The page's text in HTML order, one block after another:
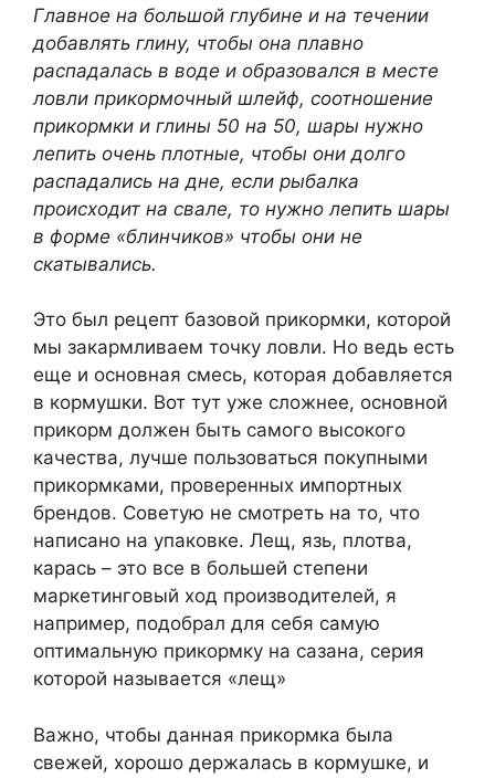
Главное на большой глубине и на течении
добавлять глину, чтобы она плавно
распадалась в воде и образовался в месте
ловли прикормочный шлейф, соотношение
прикормки и глины 50 на 50, шары нужно
лепить очень плотные, чтобы они долго
распадались на дне, если рыбалка
происходит на свале, то нужно лепить шары
в форме «блинчиков» чтобы они не
скатывались.
Это был рецепт базовой прикормки, которой
мы закармливаем точку ловли. Но ведь есть
еще и основная смесь, которая добавляется
в кормушки. Вот тут уже сложнее, основной
прикорм должен быть самого высокого
качества, лучше пользоваться покупными
прикормками, проверенных импортных
брендов. Советую не смотреть на то, что
написано на упаковке. Лещ, язь, плотва,
карась – это все в большей степени
маркетинговый ход производителей, я
например, подобрал для себя самую
оптимальную прикормку на сазана, серия
которой называется «лещ»
Важно, чтобы данная прикормка была
свежей, хорошо держалась в кормушке, и